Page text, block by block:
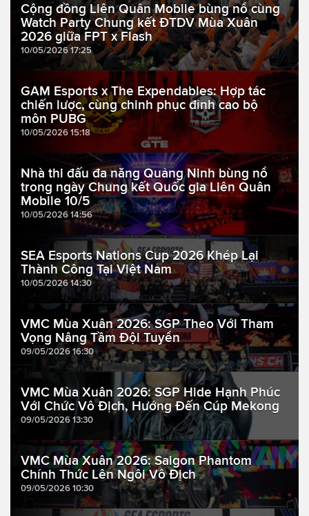
Cộng đồng Liên Quân Mobile bùng nổ cùng
Watch Party Chung kết ĐTDV Mùa Xuân
2026 giữa FPT x Flash
10/05/2026 17:25
GAM Esports x The Expendables: Hợp tác
chiến lược, cùng chinh phục đỉnh cao bộ
môn PUBG
10/05/2026 15:18
Nhà thi đấu đa năng Quảng Ninh bùng nổ
trong ngày Chung kết Quốc gia Liên Quân
Mobile 10/5
10/05/2026 14:56
SEA Esports Nations Cup 2026 Khép Lại
Thành Công Tại Việt Nam
10/05/2026 14:30
VMC Mùa Xuân 2026: SGP Theo Với Tham
Vọng Nâng Tầm Đội Tuyển
09/05/2026 16:30
VMC Mùa Xuân 2026: SGP Hide Hạnh Phúc
Với Chức Vô Địch, Hướng Đến Cúp Mekong
09/05/2026 13:30
VMC Mùa Xuân 2026: Saigon Phantom
Chính Thức Lên Ngôi Vô Địch
09/05/2026 10:30